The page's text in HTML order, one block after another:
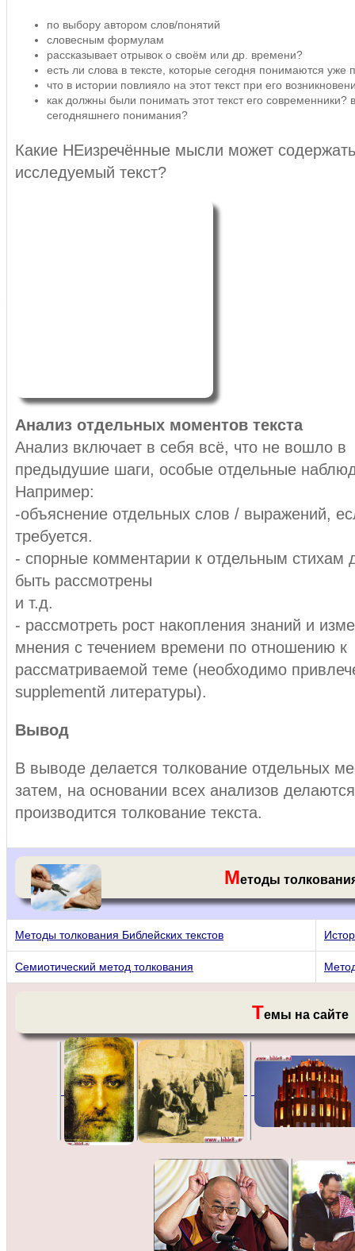
по выбору автором слов/понятий
словесным формулам
рассказывает отрывок о своём или др. времени?
есть ли слова в тексте, которые сегодня понимаются уже
что в истории повлияло на этот текст при его
как должны были понимать этот текст его современники?
сегодняшнего понимания?
Какие НЕизречённые мысли может содержать
исследуемый текст?
Анализ отдельных моментов текста
Анализ включает в себя всё, что не вошло в
предыдушие шаги, особые отдельные
Например:
-объяснение отдельных слов / выражений,
требуется.
- спорные комментарии к отдельным стихам
быть рассмотрены
и т.д.
- рассмотреть рост накопления знаний и
мнения с течением времени по отношению к
рассматриваемой теме (необходимо
supplementй литературы).
Вывод
В выводе делается толкование отдельных
затем, на основании всех анализов
производится толкование текста.
Методы
Методы толкования Библейских текстов
Семиотический метод толкования
Темы на сайте